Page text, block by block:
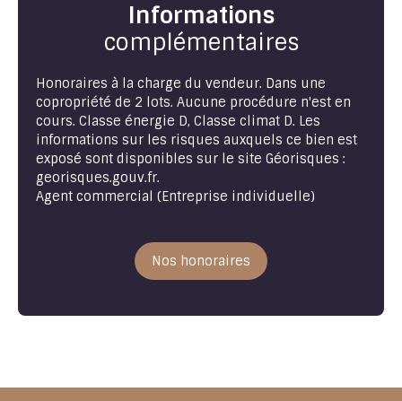
Informations
complémentaires
Honoraires à la charge du vendeur. Dans une
copropriété de 2 lots. Aucune procédure n'est en
cours. Classe énergie D, Classe climat D. Les
informations sur les risques auxquels ce bien est
exposé sont disponibles sur le site Géorisques :
georisques.gouv.fr.
Agent commercial (Entreprise individuelle)
Nos honoraires